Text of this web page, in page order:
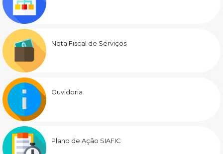
Nota Fiscal de Serviços
Ouvidoria
Plano de Ação SIAFIC